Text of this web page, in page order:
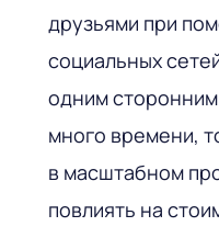
друзьями при
социальных
одним
много времени,
в масштабном
повлиять на